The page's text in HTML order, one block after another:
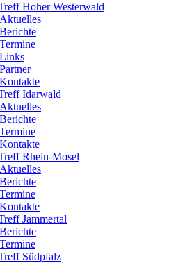
Hoher Westerwald
Aktuelles
Berichte
Termine
Links
Partner
Kontakte
Idarwald
Aktuelles
Berichte
Termine
Kontakte
Rhein-Mosel
Aktuelles
Berichte
Termine
Kontakte
Jammertal
Berichte
Termine
Südpfalz